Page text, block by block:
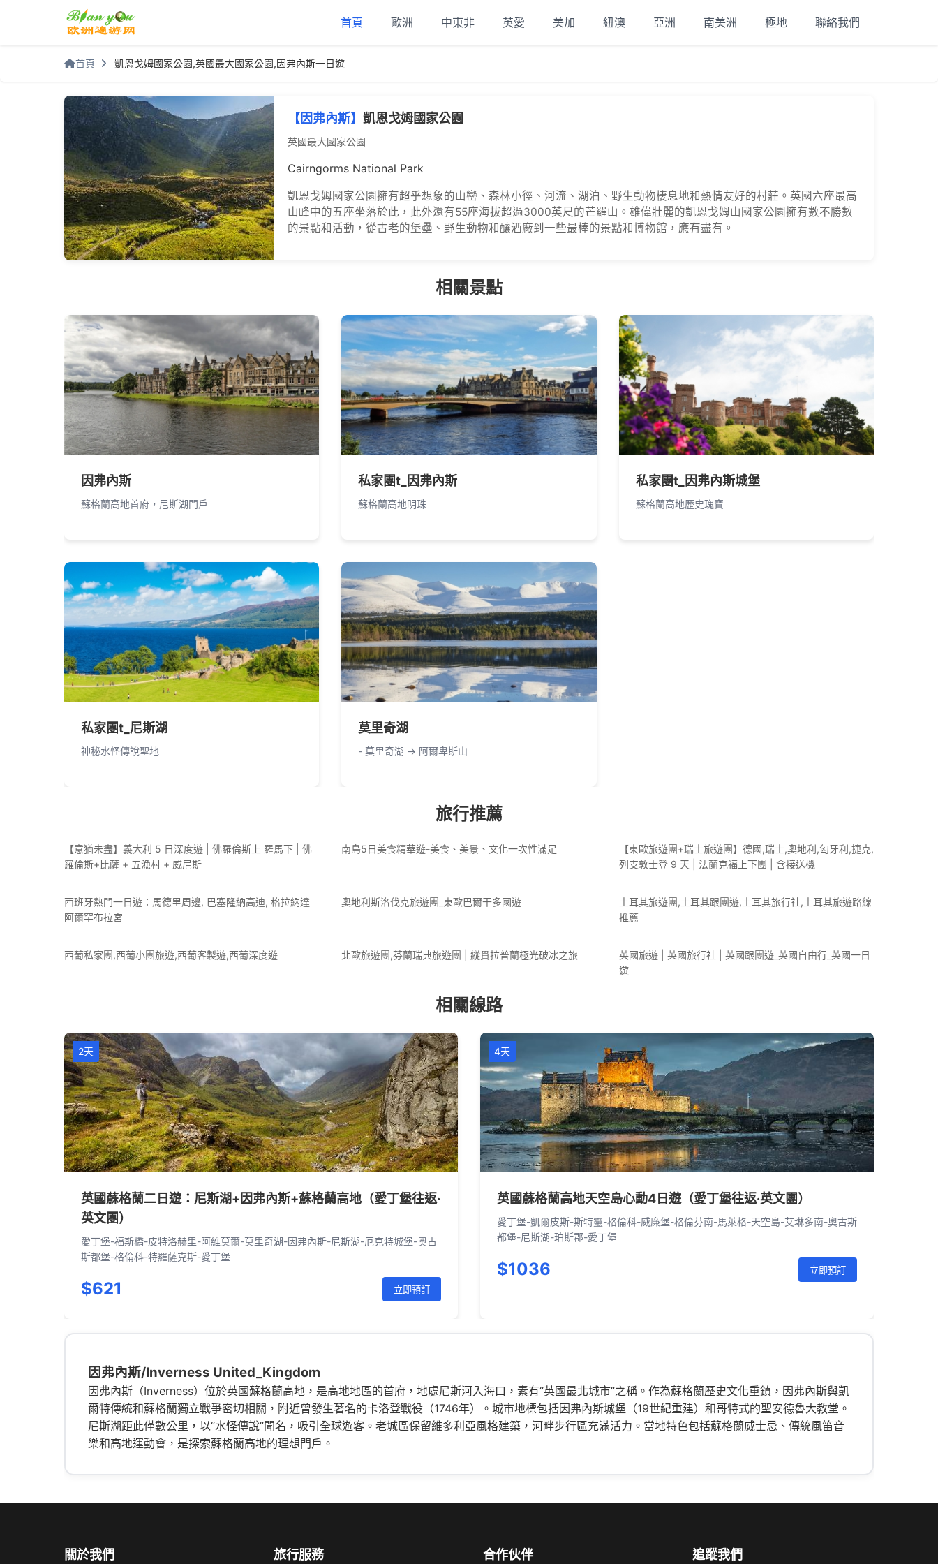
首頁 歐洲 中東非 英愛 美加 紐澳 亞洲 南美洲 極地 聯絡我們
首頁 凱恩戈姆國家公園,英國最大國家公園,因弗內斯一日遊
【因弗內斯】 凱恩戈姆國家公園
英國最大國家公園
Cairngorms National Park
凱恩戈姆國家公園擁有超乎想象的山巒、森林小徑、河流、湖泊、野生動物棲息地和熱情友好的村莊。英國六座最高
山峰中的五座坐落於此，此外還有55座海拔超過3000英尺的芒羅山。雄偉壯麗的凱恩戈姆山國家公園擁有數不勝數
的景點和活動，從古老的堡壘、野生動物和釀酒廠到一些最棒的景點和博物館，應有盡有。
相關景點
因弗內斯
蘇格蘭高地首府，尼斯湖門戶
私家團t_因弗內斯
蘇格蘭高地明珠
私家團t_因弗內斯城堡
蘇格蘭高地歷史瑰寶
私家團t_尼斯湖
神秘水怪傳說聖地
莫里奇湖
- 莫里奇湖 -> 阿爾卑斯山
旅行推薦
【意猶未盡】義大利 5 日深度遊 | 佛羅倫斯上 羅馬下 | 佛
羅倫斯+比薩 + 五漁村 + 威尼斯
南島5日美食精華遊-美食、美景、文化一次性滿足
【東歐旅遊團+瑞士旅遊團】德國,瑞士,奧地利,匈牙利,捷克,
列支敦士登 9 天 | 法蘭克福上下團 | 含接送機
西班牙熱門一日遊：馬德里周邊, 巴塞隆納高迪, 格拉納達
阿爾罕布拉宮
奧地利斯洛伐克旅遊團_東歐巴爾干多國遊
土耳其旅遊團,土耳其跟團遊,土耳其旅行社,土耳其旅遊路線
推薦
西葡私家團,西葡小團旅遊,西葡客製遊,西葡深度遊 北歐旅遊團,芬蘭瑞典旅遊團 | 縱貫拉普蘭極光破冰之旅
英國旅遊 | 英國旅行社 | 英國跟團遊_英國自由行_英國一日
遊
相關線路
2天
英國蘇格蘭二日遊：尼斯湖+因弗內斯+蘇格蘭高地（愛丁堡往返·
英文團）
愛丁堡-福斯橋-皮特洛赫里-阿維莫爾-莫里奇湖-因弗內斯-尼斯湖-厄克特城堡-奧古
斯都堡-格倫科-特羅薩克斯-愛丁堡
$621 立即預訂
4天
英國蘇格蘭高地天空島心動4日遊（愛丁堡往返·英文團）
愛丁堡-凱爾皮斯-斯特靈-格倫科-威廉堡-格倫芬南-馬萊格-天空島-艾琳多南-奧古斯
都堡-尼斯湖-珀斯郡-愛丁堡
$1036 立即預訂
因弗內斯/Inverness United_Kingdom
因弗內斯（Inverness）位於英國蘇格蘭高地，是高地地區的首府，地處尼斯河入海口，素有“英國最北城市”之稱。作為蘇格蘭歷史文化重鎮，因弗內斯與凱
爾特傳統和蘇格蘭獨立戰爭密切相關，附近曾發生著名的卡洛登戰役（1746年）。城市地標包括因弗內斯城堡（19世紀重建）和哥特式的聖安德魯大教堂。
尼斯湖距此僅數公里，以“水怪傳說”聞名，吸引全球遊客。老城區保留維多利亞風格建築，河畔步行區充滿活力。當地特色包括蘇格蘭威士忌、傳統風笛音
樂和高地運動會，是探索蘇格蘭高地的理想門戶。
關於我們 旅行服務 合作伙伴 追蹤我們